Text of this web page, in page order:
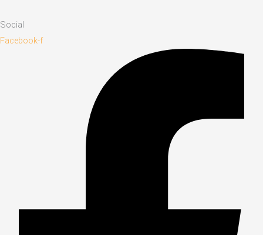
Social
Facebook-f